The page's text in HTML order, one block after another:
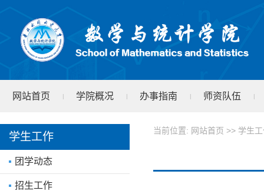
网站首页 | 学院概况 | 办事指南 | 师资队伍 |
学院文件
学生工作
团学动态
招生工作
当前位置: 网站首页 >> 学生